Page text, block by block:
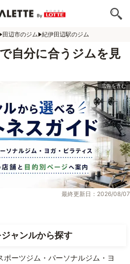
田辺市のジム 紀伊田辺駅のジム
自分に合うジムを見
最終更新日：2026/08/07
ャンルから探す
ーツジム・パーソナルジム・ヨ